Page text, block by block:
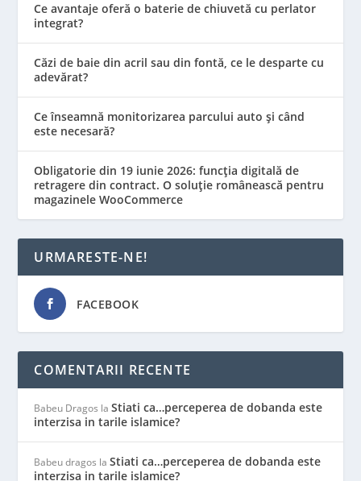
Ce avantaje oferă o baterie de chiuvetă cu perlator
integrat?
Căzi de baie din acril sau din fontă, ce le desparte cu
adevărat?
Ce înseamnă monitorizarea parcului auto și când
este necesară?
Obligatorie din 19 iunie 2026: funcția digitală de
retragere din contract. O soluție românească pentru
magazinele WooCommerce
URMARESTE-NE!
FACEBOOK
COMENTARII RECENTE
Babeu Dragos laStiati ca…perceperea de dobanda este
interzisa in tarile islamice?
Babeu dragos laStiati ca…perceperea de dobanda este
interzisa in tarile islamice?